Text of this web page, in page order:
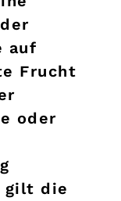
auf
Frucht
oder
gilt die